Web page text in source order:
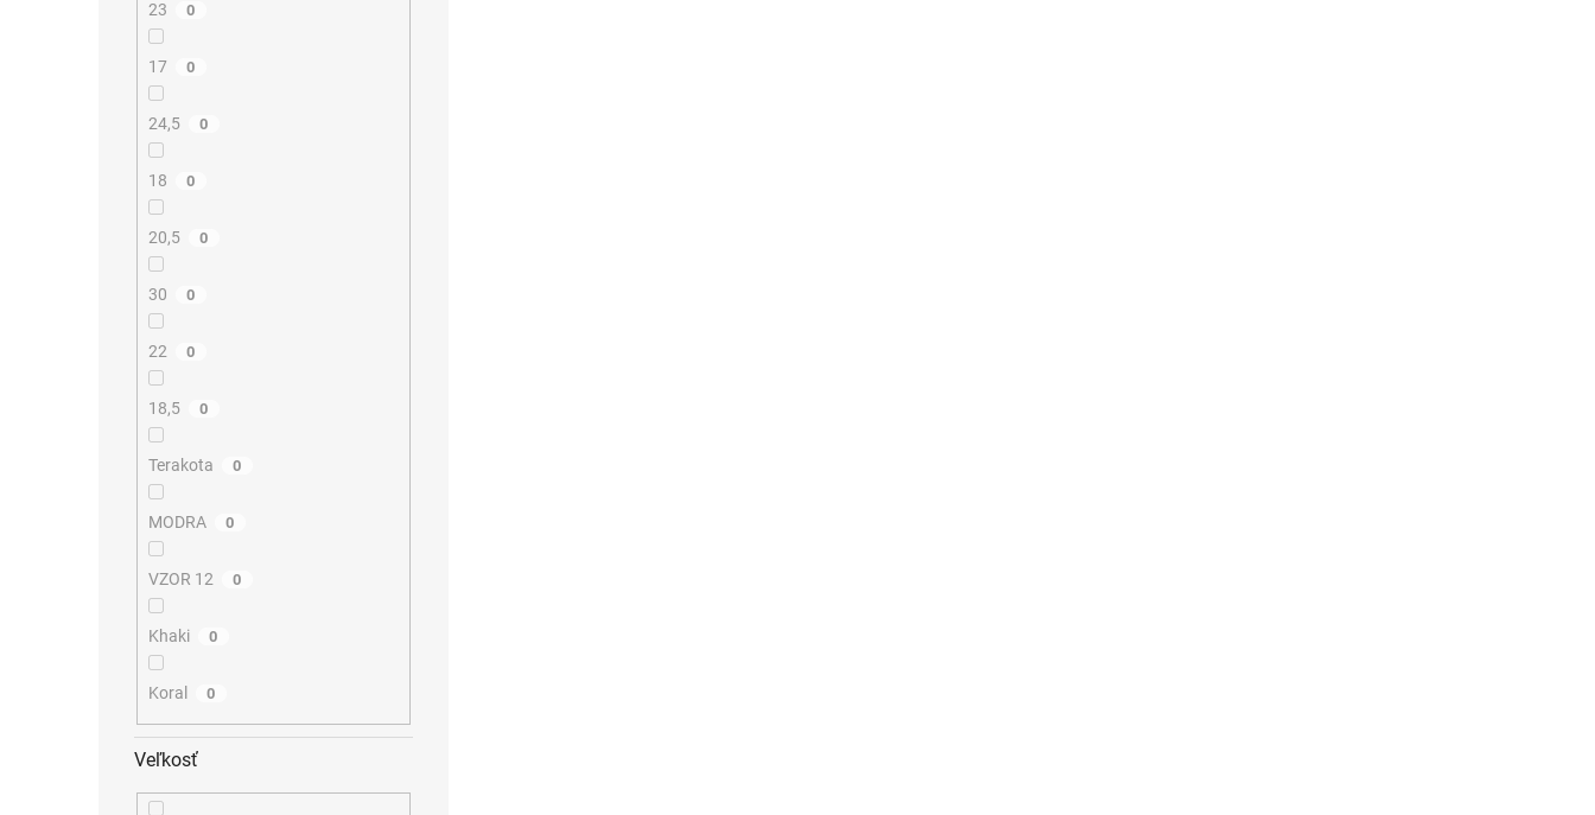
23 0
17 0
24,5 0
18 0
20,5 0
30 0
22 0
18,5 0
Terakota 0
MODRA 0
VZOR 12 0
Khaki 0
Koral 0
Veľkosť